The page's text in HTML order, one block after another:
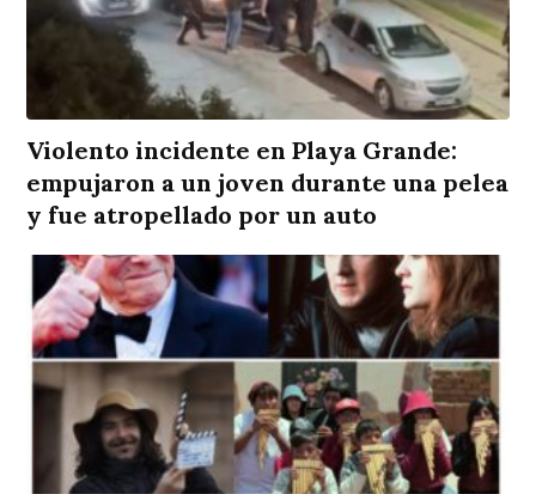
Violento incidente en Playa Grande:
empujaron a un joven durante una pelea
y fue atropellado por un auto